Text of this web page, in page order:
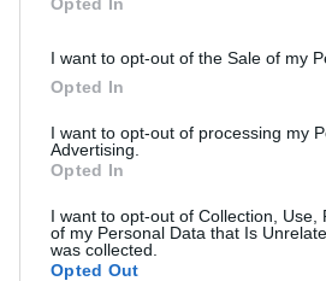
I want to opt-out of the Sale of my
Opted In
I want to opt-out of processing my
Advertising.
Opted In
I want to opt-out of Collection,
of my Personal Data that Is
was collected.
Opted Out